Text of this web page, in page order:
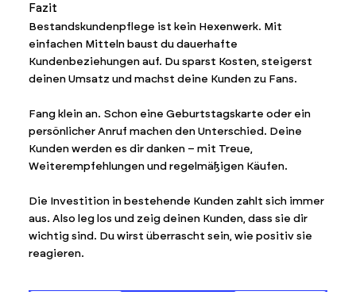
Fazit
Bestandskundenpflege ist kein Hexenwerk. Mit
einfachen Mitteln baust du dauerhafte
Kundenbeziehungen auf. Du sparst Kosten, steigerst
deinen Umsatz und machst deine Kunden zu Fans.
Fang klein an. Schon eine Geburtstagskarte oder ein
persönlicher Anruf machen den Unterschied. Deine
Kunden werden es dir danken – mit Treue,
Weiterempfehlungen und regelmäßigen Käufen.
Die Investition in bestehende Kunden zahlt sich immer
aus. Also leg los und zeig deinen Kunden, dass sie dir
wichtig sind. Du wirst überrascht sein, wie positiv sie
reagieren.